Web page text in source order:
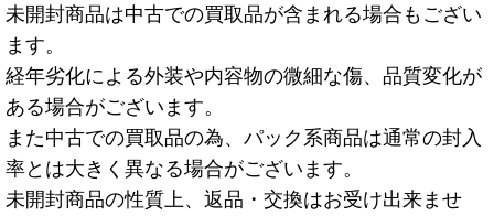
未開封商品は中古での買取品が含まれる場合もござい
ます。
経年劣化による外装や内容物の微細な傷、品質変化が
ある場合がございます。
また中古での買取品の為、パック系商品は通常の封入
率とは大きく異なる場合がございます。
未開封商品の性質上、返品・交換はお受け出来ませ